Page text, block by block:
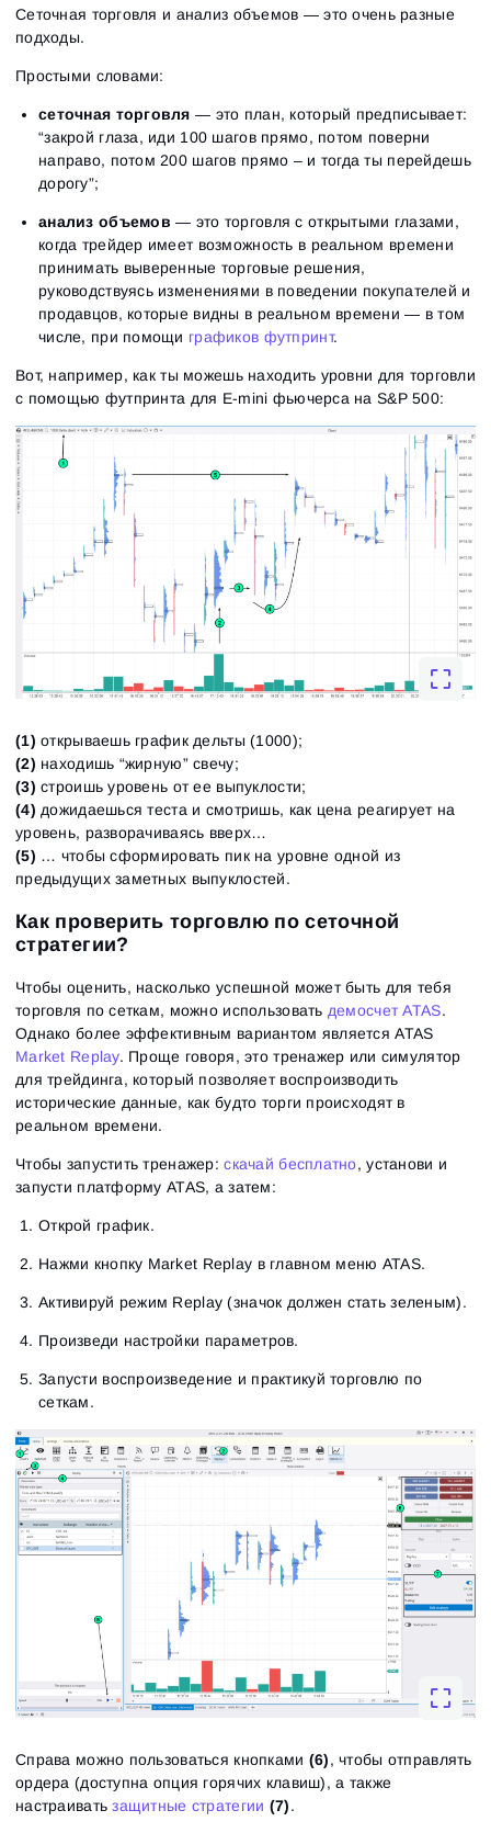
Сеточная торговля и анализ объемов — это очень разные
подходы.
Простыми словами:
сеточная торговля— это план, который предписывает:
“закрой глаза, иди 100 шагов прямо, потом поверни
направо, потом 200 шагов прямо – и тогда ты перейдешь
дорогу”;
анализ объемов — это торговля с открытыми глазами,
когда трейдер имеет возможность в реальном времени
принимать выверенные торговые решения,
руководствуясь изменениями в поведении покупателей и
продавцов, которые видны в реальном времени — в том
числе, при помощи графиков футпринт.
Вот, например, как ты можешь находить уровни для торговли
с помощью футпринта для E-mini фьючерса на S&P 500:
(1) открываешь график дельты (1000);
(2) находишь “жирную” свечу;
(3) строишь уровень от ее выпуклости;
(4) дожидаешься теста и смотришь, как цена реагирует на
уровень, разворачиваясь вверх…
(5) … чтобы сформировать пик на уровне одной из
предыдущих заметных выпуклостей.
Как проверить торговлю по сеточной
стратегии?
Чтобы оценить, насколько успешной может быть для тебя
торговля по сеткам, можно использовать демосчет ATAS.
Однако более эффективным вариантом является ATAS
Market Replay. Проще говоря, это тренажер или симулятор
для трейдинга, который позволяет воспроизводить
исторические данные, как будто торги происходят в
реальном времени.
Чтобы запустить тренажер:скачай бесплатно, установи и
запусти платформу ATAS, а затем:
Открой график.
Нажми кнопку Market Replay в главном меню ATAS.
Активируй режим Replay (значок должен стать зеленым).
Произведи настройки параметров.
Запусти воспроизведение и практикуй торговлю по
сеткам.
Справа можно пользоваться кнопками (6), чтобы отправлять
ордера (доступна опция горячих клавиш), а также
настраиватьзащитные стратегии (7).